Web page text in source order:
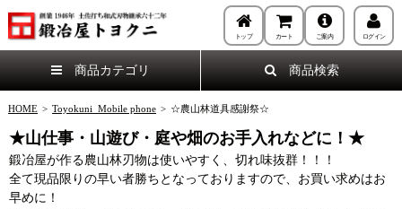
トップ カート ご案内 ログイン
商品カテゴリ 商品検索
HOME > Toyokuni_Mobile phone > ☆農山林道具感謝祭☆
★山仕事・山遊び・庭や畑のお手入れなどに！★
鍛冶屋が作る農山林刃物は使いやすく、切れ味抜群！！！
全て現品限りの早い者勝ちとなっておりますので、お買い求めはお
早めに！